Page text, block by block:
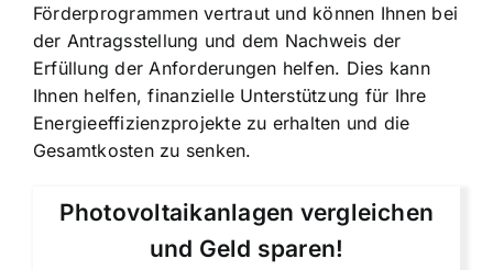
Förderprogrammen vertraut und können Ihnen bei
der Antragsstellung und dem Nachweis der
Erfüllung der Anforderungen helfen. Dies kann
Ihnen helfen, finanzielle Unterstützung für Ihre
Energieeffizienzprojekte zu erhalten und die
Gesamtkosten zu senken.
Photovoltaikanlagen vergleichen
und Geld sparen!